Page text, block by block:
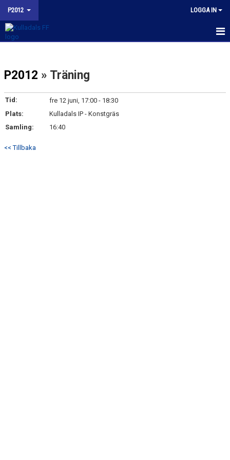
P2012 LOGGA IN
NYHETER
KALENDER
MATCHER
P2012 » Träning
Tid:
fre 12 juni, 17:00 - 18:30
Plats:
Kulladals IP - Konstgräs
Samling:
16:40
<< Tillbaka